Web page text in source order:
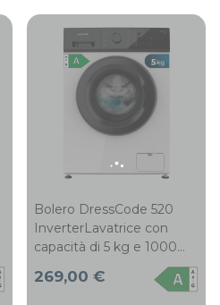
design Core Matrix Screen
da 9,2" e Core Body, 13
programmi, SteamMax,
Sanitize, funzioni
intelligenti OnSmart e
Fuzzy Logic, Smooth
Wash, sportello XXL e luce
Bolero DressCode 520
InverterLavatrice con
capacità di 5 kg e 1000
programmi, con funzione
269,00 €